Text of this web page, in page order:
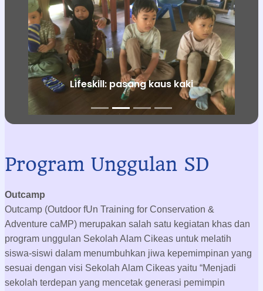
kaki
Lifeskill:
Program Unggulan SD